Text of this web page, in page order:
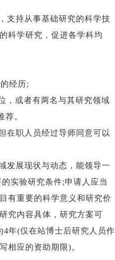
支持从事基础研究的科学技
科学研究，促进各学科均
经历;
，或者有两名与其研究领域
荐。
在职人员经过导师同意可以
发展现状与动态，能领导一
实验研究条件;申请人应当
有重要的科学意义和研究价
究内容具体，研究方案可
年(仅在站博士后研究人员作
相应的资助期限)。